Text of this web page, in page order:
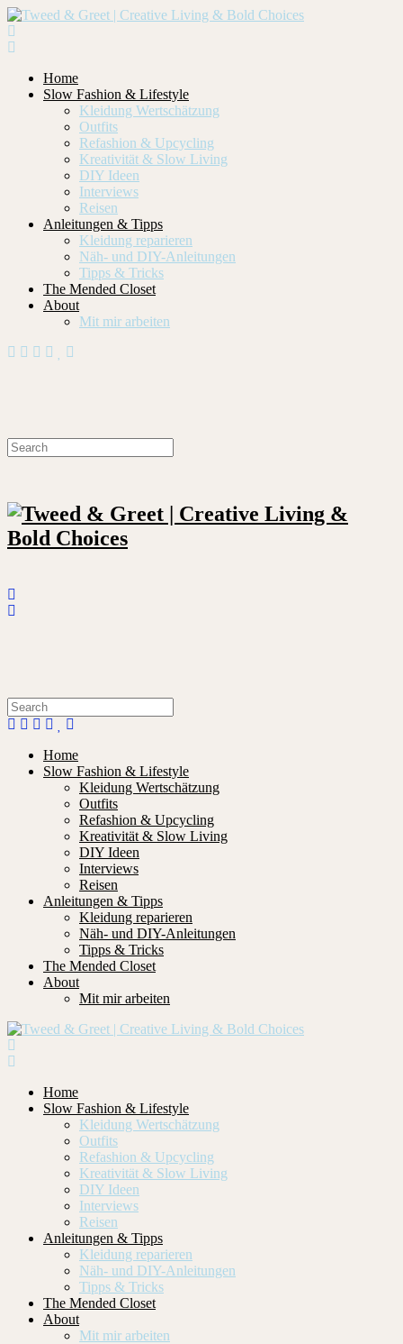
Home
Slow Fashion & Lifestyle
Kleidung Wertschätzung
Outfits
Refashion & Upcycling
Kreativität & Slow Living
DIY Ideen
Interviews
Reisen
Anleitungen & Tipps
Kleidung reparieren
Näh- und DIY-Anleitungen
Tipps & Tricks
The Mended Closet
About
Mit mir arbeiten
Home
Slow Fashion & Lifestyle
Kleidung Wertschätzung
Outfits
Refashion & Upcycling
Kreativität & Slow Living
DIY Ideen
Interviews
Reisen
Anleitungen & Tipps
Kleidung reparieren
Näh- und DIY-Anleitungen
Tipps & Tricks
The Mended Closet
About
Mit mir arbeiten
Home
Slow Fashion & Lifestyle
Kleidung Wertschätzung
Outfits
Refashion & Upcycling
Kreativität & Slow Living
DIY Ideen
Interviews
Reisen
Anleitungen & Tipps
Kleidung reparieren
Näh- und DIY-Anleitungen
Tipps & Tricks
The Mended Closet
About
Mit mir arbeiten